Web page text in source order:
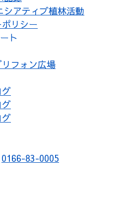
シアティブ植林活動
リシー
ト
フォン広場
グ
0166-83-0005